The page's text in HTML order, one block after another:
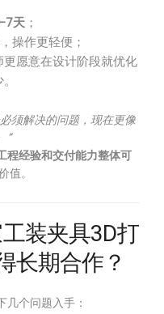
天 ；
操作更轻便；
愿意在设计阶段就优化
须解决的问题，现在更像
”
程经验和交付能力整体可
值。
装夹具3D打
长期合作？
几个问题入手：